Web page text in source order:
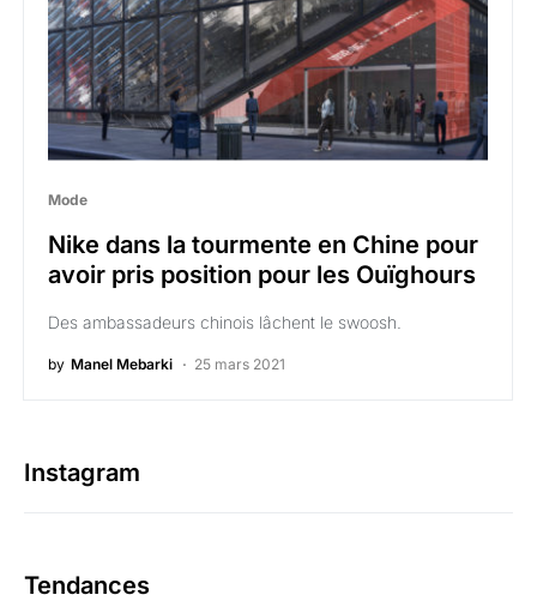
Mode
Nike dans la tourmente en Chine pour
avoir pris position pour les Ouïghours
Des ambassadeurs chinois lâchent le swoosh.
by Manel Mebarki 25 mars 2021
Instagram
Tendances